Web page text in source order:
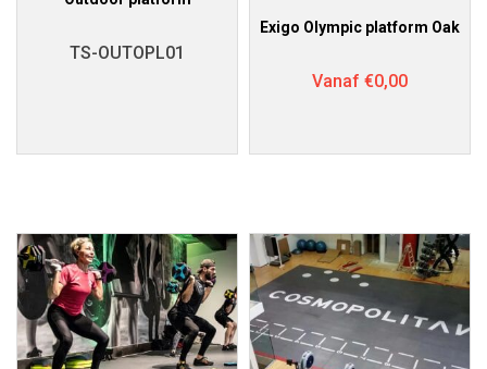
TS-OUTOPL01
Exigo Olympic platform Oak
Vanaf €0,00